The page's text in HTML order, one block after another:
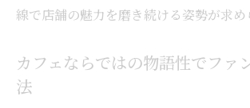
線で店舗の魅力を磨き続ける姿勢が求め
カフェならではの物語性でファ
法